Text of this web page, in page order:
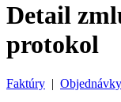
Detail
protokol
Faktúry | Objednávky